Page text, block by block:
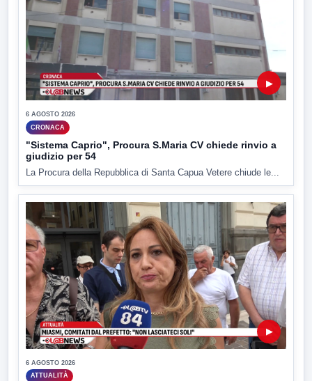
▶
6 AGOSTO 2026
CRONACA
"Sistema Caprio", Procura S.Maria CV chiede rinvio a
giudizio per 54
La Procura della Repubblica di Santa Capua Vetere chiude le...
▶
6 AGOSTO 2026
ATTUALITÀ